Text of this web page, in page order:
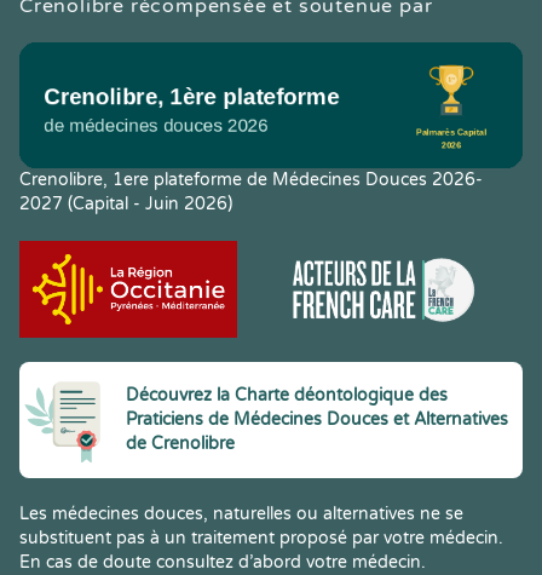
Crenolibre récompensée et soutenue par
Crenolibre, 1ere plateforme de Médecines Douces 2026-
2027 (Capital - Juin 2026)
Découvrez la Charte déontologique des
Praticiens de Médecines Douces et Alternatives
de Crenolibre
Les médecines douces, naturelles ou alternatives ne se
substituent pas à un traitement proposé par votre médecin.
En cas de doute consultez d’abord votre médecin.